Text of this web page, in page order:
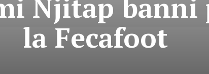
Njitap banni
la Fecafoot